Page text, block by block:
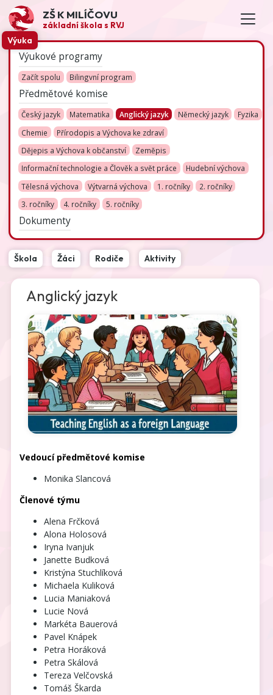
ZŠ K MILÍČOVU
základní škola s RVJ
Výuka
Výukové programy
Začít spolu Bilingvní program
Předmětové komise
Český jazyk Matematika Anglický jazyk Německý jazyk
Fyzika
Chemie
Přírodopis a Výchova ke zdraví
Dějepis a Výchova k občanství
Zeměpis
Informační technologie a Člověk a svět práce
Hudební výchova
Tělesná výchova
Výtvarná výchova 1. ročníky
2. ročníky
3. ročníky
4. ročníky 5. ročníky
Dokumenty
Škola Žáci Rodiče Aktivity
Anglický jazyk
Vedoucí předmětové komise
Monika Slancová
Členové týmu
Alena Frčková
Alona Holosová
Iryna Ivanjuk
Janette Budková
Kristýna Stuchlíková
Michaela Kuliková
Lucia Maniaková
Lucie Nová
Markéta Bauerová
Pavel Knápek
Petra Horáková
Petra Skálová
Tereza Velčovská
Tomáš Škarda